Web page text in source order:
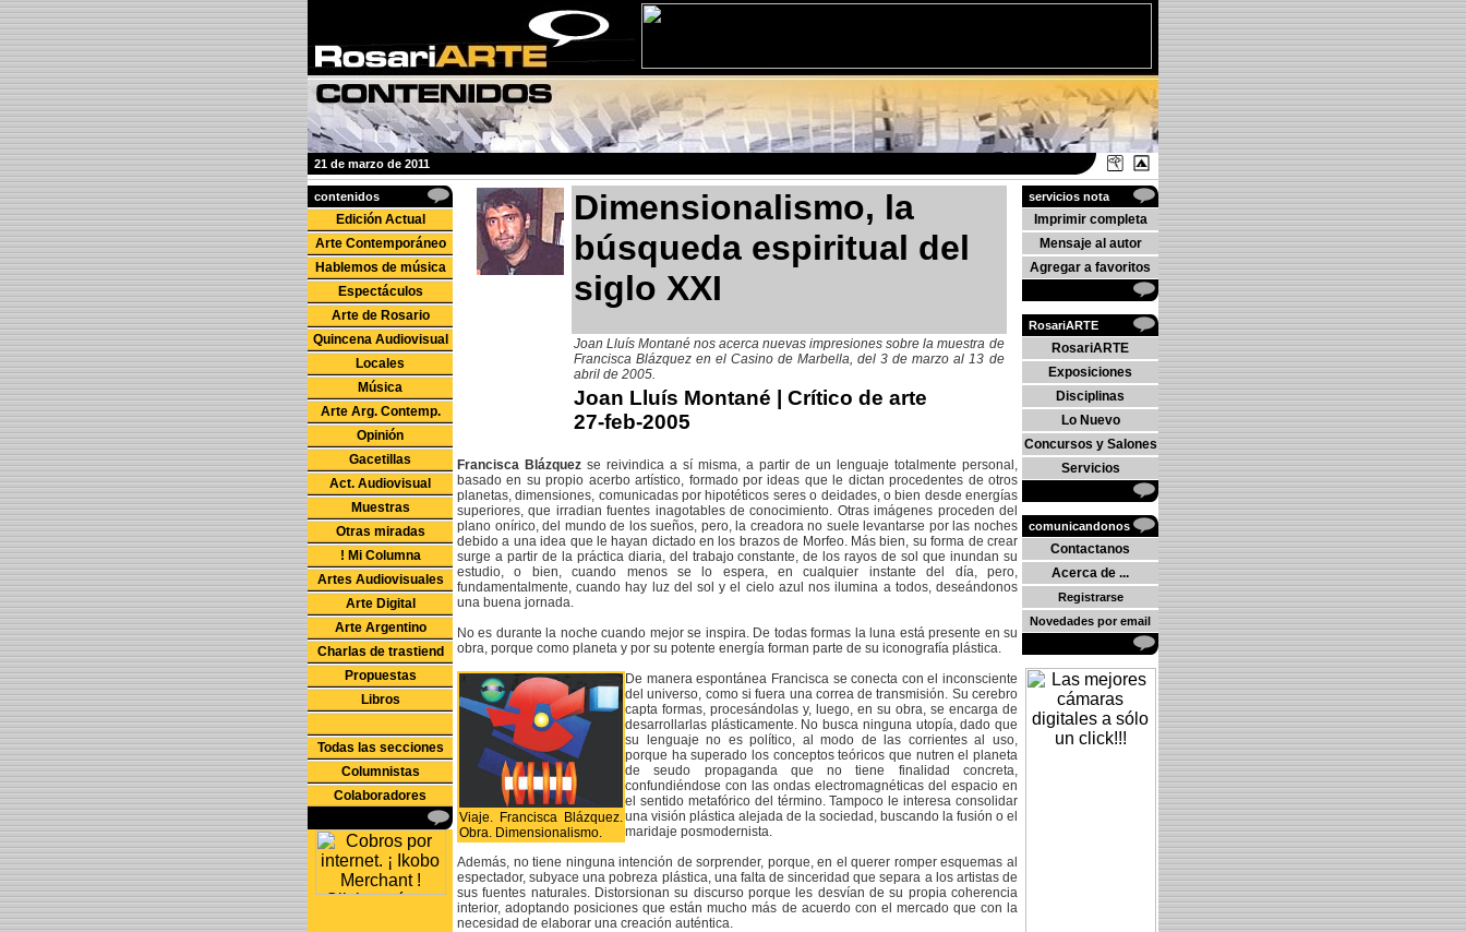
21 de marzo de 2011
contenidos
Edición Actual
Arte Contemporáneo
Hablemos de música
Espectáculos
Arte de Rosario
Quincena Audiovisual
Locales
Música
Arte Arg. Contemp.
Opinión
Gacetillas
Act. Audiovisual
Muestras
Otras miradas
! Mi Columna
Artes Audiovisuales
Arte Digital
Arte Argentino
Charlas de trastiend
Propuestas
Libros
Todas las secciones
Columnistas
Colaboradores
Dimensionalismo, la
búsqueda espiritual del
siglo XXI
Joan Lluís Montané nos acerca nuevas impresiones sobre la muestra de
Francisca Blázquez en el Casino de Marbella, del 3 de marzo al 13 de
abril de 2005.
Joan Lluís Montané | Crítico de arte
27-feb-2005
Francisca Blázquez se reivindica a sí misma, a partir de un lenguaje totalmente personal,
basado en su propio acerbo artístico, formado por ideas que le dictan procedentes de otros
planetas, dimensiones, comunicadas por hipotéticos seres o deidades, o bien desde energías
superiores, que irradian fuentes inagotables de conocimiento. Otras imágenes proceden del
plano onírico, del mundo de los sueños, pero, la creadora no suele levantarse por las noches
debido a una idea que le hayan dictado en los brazos de Morfeo. Más bien, su forma de crear
surge a partir de la práctica diaria, del trabajo constante, de los rayos de sol que inundan su
estudio, o bien, cuando menos se lo espera, en cualquier instante del día, pero,
fundamentalmente, cuando hay luz del sol y el cielo azul nos ilumina a todos, deseándonos
una buena jornada.
No es durante la noche cuando mejor se inspira. De todas formas la luna está presente en su
obra, porque como planeta y por su potente energía forman parte de su iconografía plástica.
Viaje. Francisca Blázquez.
Obra. Dimensionalismo.
De manera espontánea Francisca se conecta con el inconsciente
del universo, como si fuera una correa de transmisión. Su cerebro
capta formas, procesándolas y, luego, en su obra, se encarga de
desarrollarlas plásticamente. No busca ninguna utopía, dado que
su lenguaje no es político, al modo de las corrientes al uso,
porque ha superado los conceptos teóricos que nutren el planeta
de seudo propaganda que no tiene finalidad concreta,
confundiéndose con las ondas electromagnéticas del espacio en
el sentido metafórico del término. Tampoco le interesa consolidar
una visión plástica alejada de la sociedad, buscando la fusión o el
maridaje posmodernista.
Además, no tiene ninguna intención de sorprender, porque, en el querer romper esquemas al
espectador, subyace una pobreza plástica, una falta de sinceridad que separa a los artistas de
sus fuentes naturales. Distorsionan su discurso porque les desvían de su propia coherencia
interior, adoptando posiciones que están mucho más de acuerdo con el mercado que con la
necesidad de elaborar una creación auténtica.
servicios nota
Imprimir completa
Mensaje al autor
Agregar a favoritos
RosariARTE
RosariARTE
Exposiciones
Disciplinas
Lo Nuevo
Concursos y Salones
Servicios
comunicandonos
Contactanos
Acerca de ...
Registrarse
Novedades por email